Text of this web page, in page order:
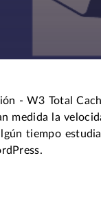
- W3 Total
medida la
tiempo